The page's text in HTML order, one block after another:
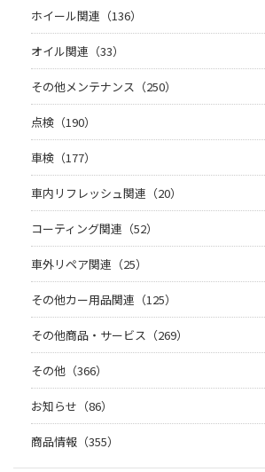
ホイール関連（136）
オイル関連（33）
その他メンテナンス（250）
点検（190）
車検（177）
車内リフレッシュ関連（20）
コーティング関連（52）
車外リペア関連（25）
その他カー用品関連（125）
その他商品・サービス（269）
その他（366）
お知らせ（86）
商品情報（355）